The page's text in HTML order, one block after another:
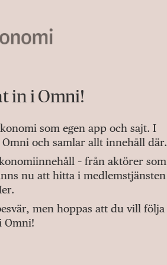
in i Omni!
som egen app och sajt. I
och samlar allt innehåll där.
– från aktörer som
nu att hitta i medlemstjänsten
men hoppas att du vill följa
Omni!